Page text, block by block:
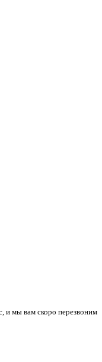
и мы вам скоро перезвоним